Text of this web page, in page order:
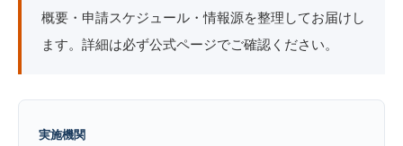
概要・申請スケジュール・情報源を整理してお届けし
ます。詳細は必ず公式ページでご確認ください。
実施機関